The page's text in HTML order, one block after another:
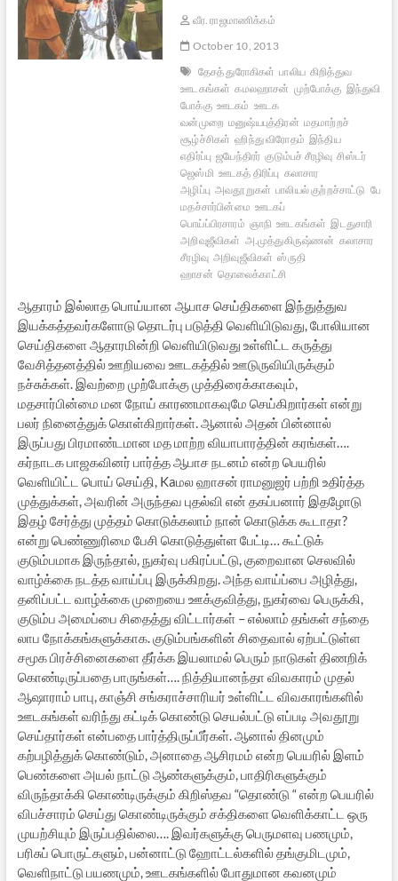
வீர. ராஜமாணிக்கம்
October 10, 2013
தேசத் துரோகிகள் பாலிய கிறித்துவ
ஊடகங்கள் கமலஹாசன் முற்போக்கு
போக்கு ஊடகம் ஊடக
வன்முறை மனுஷ்யபுத்திரன் மதமாற்றச்
சூழ்ச்சிகள் ஹிந்து விரோதம் இந்திய
எதிர்ப்பு ஜயேந்திரர் குடும்பச் சீரழிவு சிஸ்டர்
ஜெஸ்மி ஊடகத் திரிப்பு கலாசார
அழிப்பு அவதூறுகள் பாலியல் குற்றச்சாட்டு போலி
மதச்சார்பின்மை ஊடகப்
பொய்ப்பிரசாரம் ஞாநி ஊடகங்கள் இடதுசாரி
அறிவுஜீவிகள் அ.முத்துகிருஷ்ணன் கலாசார
சீரழிவு அறிவுஜீவிகள் ஸ்ருதி
ஹாசன் தொலைக்காட்சி
ஆதாரம் இல்லாத பொய்யான ஆபாச செய்திகளை இந்துத்துவ
இயக்கத்தவர்களோடு தொடர்பு படுத்தி வெளியிடுவது, போலியான
செய்திகளை ஆதாரமின்றி வெளியிடுவது உள்ளிட்ட கருத்து
வேசித்தனத்தில் ஊறியவை ஊடகத்தில் ஊடுருவியிருக்கும்
நச்சுக்கள். இவற்றை முற்போக்கு முத்திரைக்காகவும்,
மதசார்பின்மை மன நோய் காரணமாகவுமே செய்கிறார்கள் என்று
பலர் நினைத்துக் கொள்கிறார்கள். ஆனால் அதன் பின்னால்
இருப்பது பிரமாண்டமான மத மாற்ற வியாபாரத்தின் கரங்கள்….
கர்நாடக பாஜகவினர் பார்த்த ஆபாச நடனம் என்ற பெயரில்
வெளியிட்ட பொய் செய்தி, Kaமல ஹாசன் ராமனுஜர் பற்றி உதிர்த்த
முத்துக்கள், அவரின் அருந்தவ புதல்வி என் தகப்பனார் இதழோடு
இதழ் சேர்த்து முத்தம் கொடுக்கலாம் நான் கொடுக்க கூடாதா?
என்று பெண்ணுரிமை பேசி கொடுத்துள்ள பேட்டி… கூட்டுக்
குடும்பமாக இருந்தால், நுகர்வு பகிரப்பட்டு, குறைவான செலவில்
வாழ்க்கை நடத்த வாய்ப்பு இருக்கிறது. அந்த வாய்ப்பை அழித்து,
தனிப்பட்ட வாழ்க்கை முறையை ஊக்குவித்து, நுகர்வை பெருக்கி,
குடும்ப அமைப்பை சிதைத்து விட்டார்கள் – எல்லாம் தங்கள் சந்தை
லாப நோக்கங்களுக்காக. குடும்பங்களின் சிதைவால் ஏற்பட்டுள்ள
சமூக பிரச்சினைகளை தீர்க்க இயலாமல் பெரும் நாடுகள் திணறிக்
கொண்டிருப்பதை பாருங்கள்…. நித்தியானந்தா விவகாரம் முதல்
ஆஷாராம் பாபு, காஞ்சி சங்கராச்சாரியர் உள்ளிட்ட விவகாரங்களில்
ஊடகங்கள் வரிந்து கட்டிக் கொண்டு செயல்பட்டு எப்படி அவதூறு
செய்தார்கள் என்பதை பார்த்திருப்பீர்கள். ஆனால் தினமும்
கற்பழித்துக் கொண்டும், அனாதை ஆசிரமம் என்ற பெயரில் இளம்
பெண்களை அயல் நாட்டு ஆண்களுக்கும், பாதிரிகளுக்கும்
விருந்தாக்கி கொண்டிருக்கும் கிறிஸ்தவ “தொண்டு “ என்ற பெயரில்
விபச்சாரம் செய்து கொண்டிருக்கும் சக்திகளை வெளிக்காட்ட ஒரு
முயற்சியும் இருப்பதில்லை…. இவர்களுக்கு பெருமளவு பணமும்,
பரிசுப் பொருட்களும், பன்னாட்டு ஹோட்டல்களில் தங்குமிடமும்,
வெளிநாட்டு பயணமும், ஊடகங்களில் போதுமான கவனமும்